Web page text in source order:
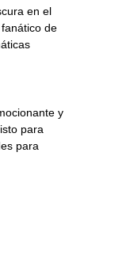
en el
de
y
para
para